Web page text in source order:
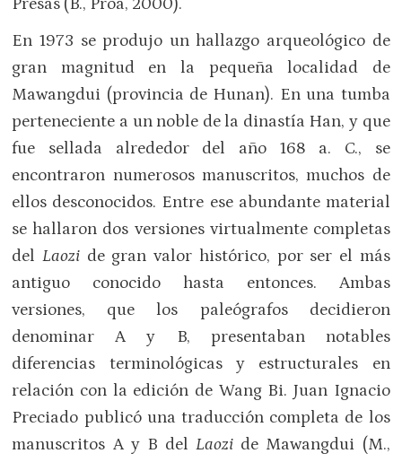
Presas (B., Proa, 2000).
En 1973 se produjo un hallazgo arqueológico de
gran magnitud en la pequeña localidad de
Mawangdui (provincia de Hunan). En una tumba
perteneciente a un noble de la dinastía Han, y que
fue sellada alrededor del año 168 a. C., se
encontraron numerosos manuscritos, muchos de
ellos desconocidos. Entre ese abundante material
se hallaron dos versiones virtualmente completas
delLaozi de gran valor histórico, por ser el más
antiguo conocido hasta entonces. Ambas
versiones, que los paleógrafos decidieron
denominar A y B, presentaban notables
diferencias terminológicas y estructurales en
relación con la edición de Wang Bi. Juan Ignacio
Preciado publicó una traducción completa de los
manuscritos A y B delLaozi de Mawangdui (M.,